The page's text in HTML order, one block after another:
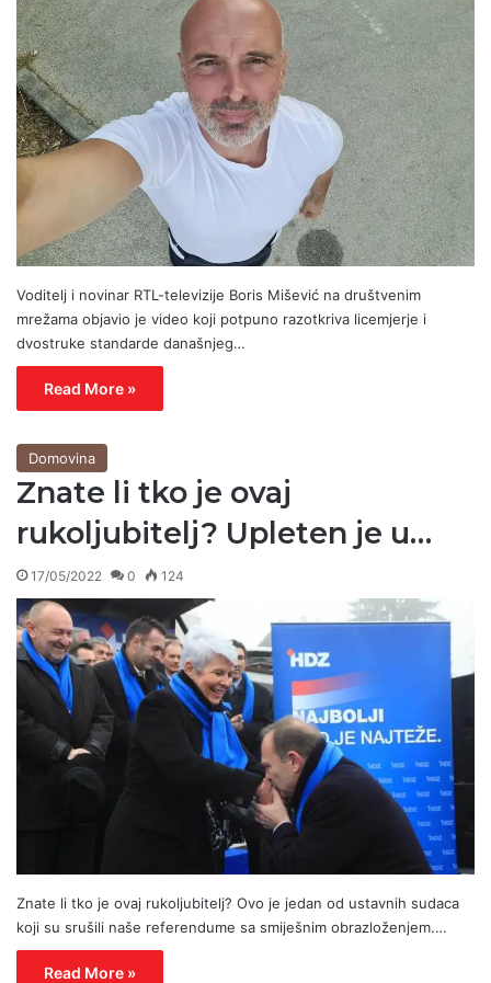
Voditelj i novinar RTL-televizije Boris Mišević na društvenim
mrežama objavio je video koji potpuno razotkriva licemjerje i
dvostruke standarde današnjeg…
Read More »
Domovina
Znate li tko je ovaj
rukoljubitelj? Upleten je u…
17/05/2022 0 124
Znate li tko je ovaj rukoljubitelj? Ovo je jedan od ustavnih sudaca
koji su srušili naše referendume sa smiješnim obrazloženjem.…
Read More »